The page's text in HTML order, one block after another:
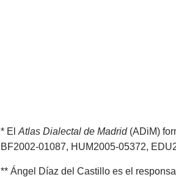
* El Atlas Dialectal de Madrid (ADiM)
BF2002-01087, HUM2005-05372,
** Ángel Díaz del Castillo es el